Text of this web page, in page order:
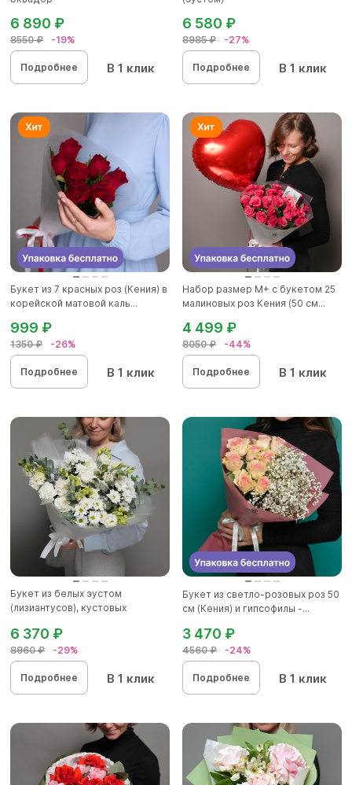
8550 ₽ -19%
6 890 ₽
Подробнее В 1 клик
8985 ₽ -27%
6 580 ₽
Подробнее В 1 клик
Букет из 7 красных роз (Кения) в
корейской матовой каль...
1350 ₽ -26%
999 ₽
Подробнее В 1 клик
Набор размер М+ с букетом 25
малиновых роз Кения (50 см...
8050 ₽ -44%
4 499 ₽
Подробнее В 1 клик
Букет из белых эустом
(лизиантусов), кустовых
8960 ₽ -29%
6 370 ₽
Подробнее В 1 клик
Букет из светло-розовых роз 50
см (Кения) и гипсофилы -...
4560 ₽ -24%
3 470 ₽
Подробнее В 1 клик